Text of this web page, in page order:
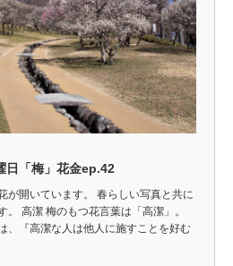
日「梅」花金ep.42
が開いています。 春らしい写真と共に
。 高潔 梅のもつ花言葉は「高潔」。
、『高潔な人は他人に施すことを好む